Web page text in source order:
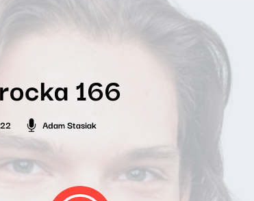
166
Adam Stasiak